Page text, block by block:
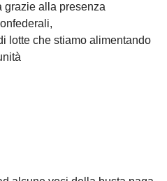
grazie alla presenza
lotte che stiamo alimentando